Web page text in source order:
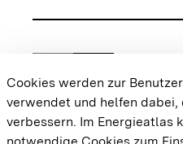
Zur vorhergehenden
chevron_rightZur nächsten
{{/displayPraxisbeispielMap}}
Cookies werden zur
verwendet und helfen dabei,
verbessern. Im Energieatlas